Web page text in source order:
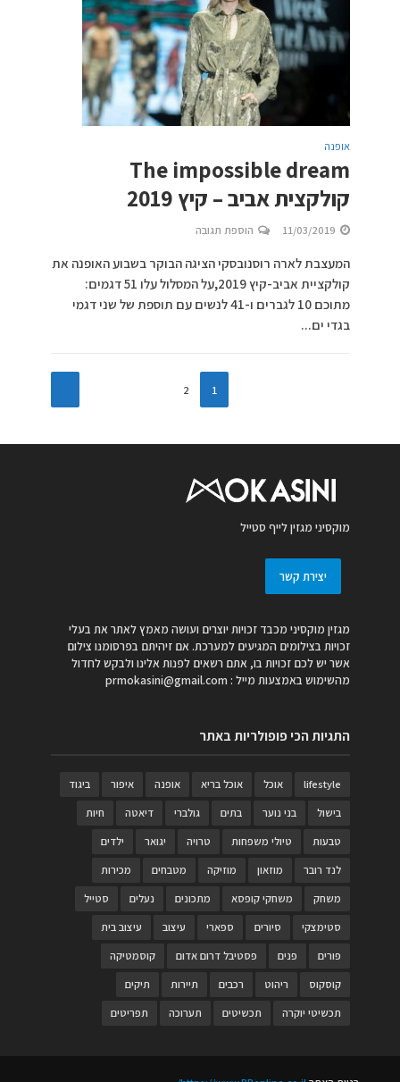
אופנה
The impossible dream
קולקצית אביב – קיץ 2019
11/03/2019 הוספת תגובה
המעצבת לארה רוסנובסקי הציגה הבוקר בשבוע האופנה את
קולקציית אביב-קיץ 2019,על המסלול עלו 51 דגמים:
מתוכם 10 לגברים ו-41 לנשים עם תוספת של שני דגמי
בגדי ים...
1
2
מוקסיני מגזין לייף סטייל
יצירת קשר
מגזין מוקסיני מכבד זכויות יוצרים ועושה מאמץ לאתר את בעלי
זכויות בצילומים המגיעים למערכת. אם זיהיתם בפרסומנו צילום
אשר יש לכם זכויות בו, אתם רשאים לפנות אלינו ולבקש לחדול
מהשימוש באמצעות מייל : prmokasini@gmail.com
התגיות הכי פופולריות באתר
lifestyle אוכל אוכל בריא אופנה איפור
ביגוד
בישול
בני נוער בתים גולברי דיאטה
חיות
טבעות
טיולי משפחות טרויה יגואר
ילדים
לנד רובר
מוזאון מוזיקה מטבחים
מכירות
משחק
משחקי קופסא מתכונים נעלים
סטייל
סטימצקי
סיורים ספארי עיצוב
עיצוב בית
פורים
פנים פסטיבל דרום אדום
קוסמטיקה
קוסקוס
ריהוט רכבים תיירות
תיקים
תכשיטי יוקרה
תכשיטים תערוכה תפריטים